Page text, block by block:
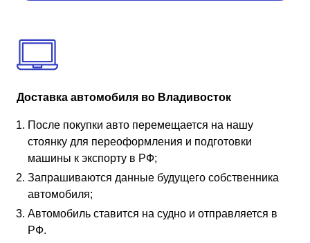
Доставка автомобиля во Владивосток
После покупки авто перемещается на нашу
стоянку для переоформления и подготовки
машины к экспорту в РФ;
Запрашиваются данные будущего собственника
автомобиля;
Автомобиль ставится на судно и отправляется в
РФ.